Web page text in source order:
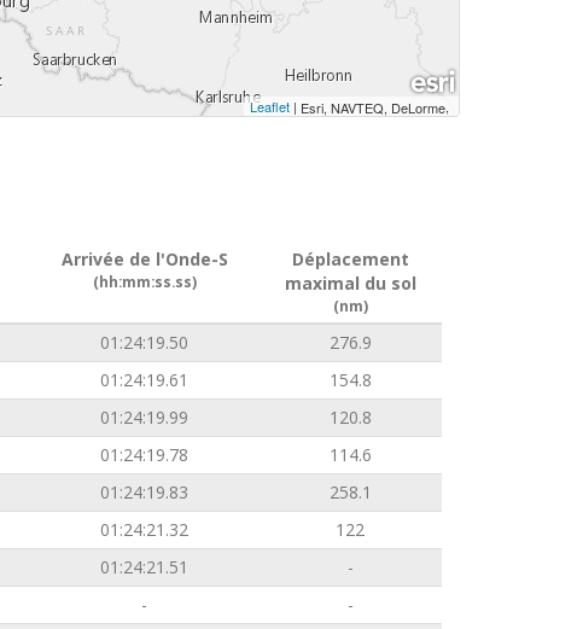
Leaflet | Esri, NAVTEQ, DeLorme,
Arrivée de l'Onde-S
(hh:mm:ss.ss)
Déplacement
maximal du sol
(nm)
01:24:19.50
276.9
01:24:19.61
154.8
01:24:19.99
120.8
01:24:19.78
114.6
01:24:19.83
258.1
01:24:21.32
122
01:24:21.51
-
-
-